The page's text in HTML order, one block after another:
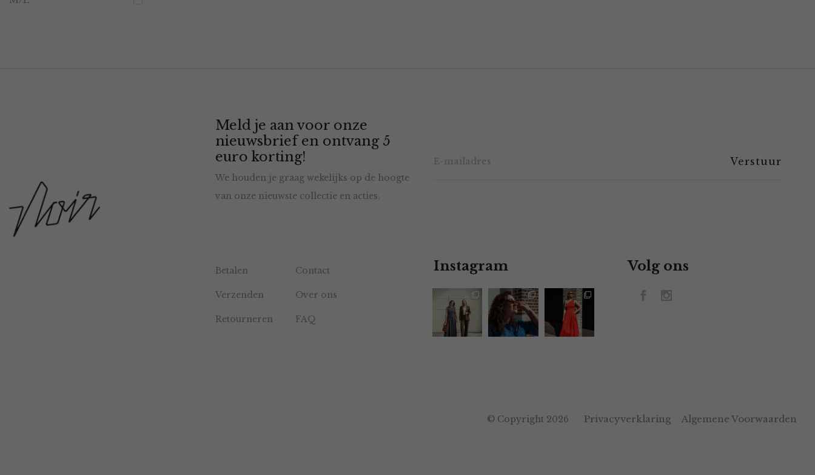
Meld je aan voor onze
nieuwsbrief en ontvang 5
euro korting!
We houden je graag wekelijks op de hoogte
van onze nieuwste collectie en acties.
Betalen Contact
Verzenden Over ons
Retourneren FAQ
Instagram Volg ons
© Copyright 2026 Privacyverklaring Algemene Voorwaarden